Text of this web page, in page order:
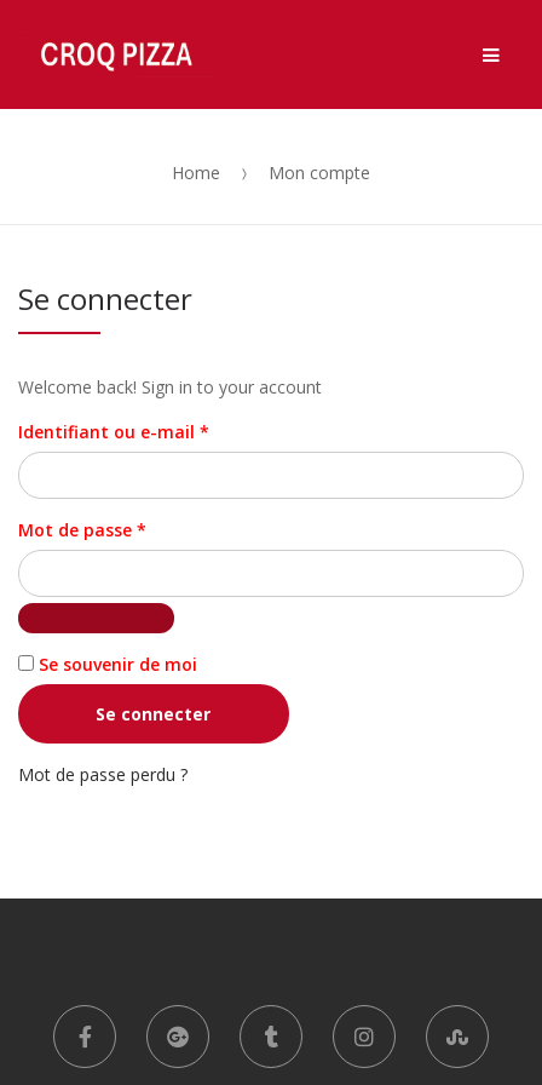
Skip
to
Skip
to
Home Mon compte
Se connecter
Welcome back! Sign in to your account
Identifiant ou e-mail *
Mot de passe *
Se souvenir de moi
Se connecter
Mot de passe perdu ?
Fermé Vendredi midi.
OK, Merci !